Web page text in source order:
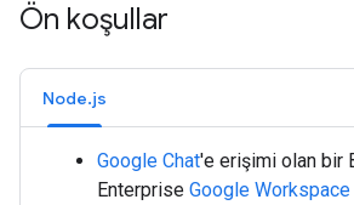
Ön koşullar
Node.js
Google Chat'e erişimi olan bir
Enterprise Google Workspace